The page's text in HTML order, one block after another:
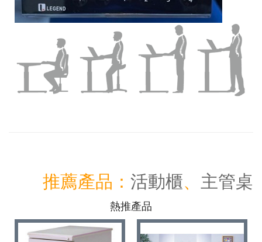
推薦產品： 活動櫃、 主管桌
熱推產品